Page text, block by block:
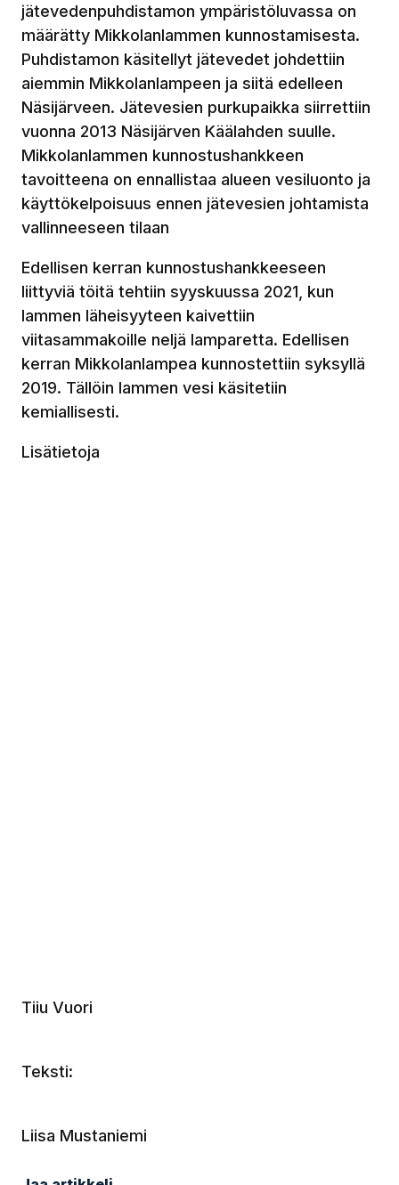
jätevedenpuhdistamon ympäristöluvassa on
määrätty Mikkolanlammen kunnostamisesta.
Puhdistamon käsitellyt jätevedet johdettiin
aiemmin Mikkolanlampeen ja siitä edelleen
Näsijärveen. Jätevesien purkupaikka siirrettiin
vuonna 2013 Näsijärven Käälahden suulle.
Mikkolanlammen kunnostushankkeen
tavoitteena on ennallistaa alueen vesiluonto ja
käyttökelpoisuus ennen jätevesien johtamista
vallinneeseen tilaan
Edellisen kerran kunnostushankkeeseen
liittyviä töitä tehtiin syyskuussa 2021, kun
lammen läheisyyteen kaivettiin
viitasammakoille neljä lamparetta. Edellisen
kerran Mikkolanlampea kunnostettiin syksyllä
2019. Tällöin lammen vesi käsitetiin
kemiallisesti.
Lisätietoja
Tiiu Vuori
Teksti:
Liisa Mustaniemi